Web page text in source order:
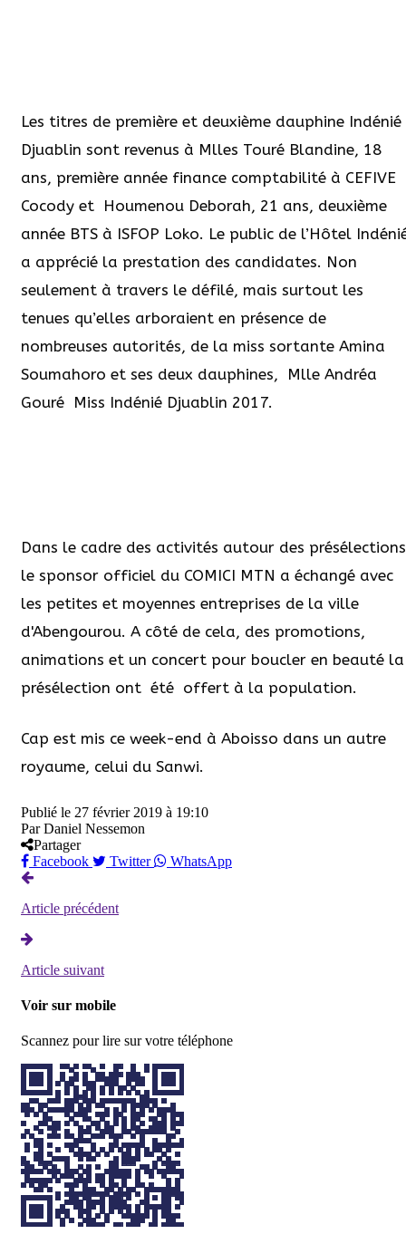
Les titres de première et deuxième dauphine Indénié
Djuablin sont revenus à Mlles Touré Blandine, 18
ans, première année finance comptabilité à CEFIVE
Cocody et Houmenou Deborah, 21 ans, deuxième
année BTS à ISFOP Loko. Le public de l’Hôtel
a apprécié la prestation des candidates. Non
seulement à travers le défilé, mais surtout les
tenues qu’elles arboraient en présence de
nombreuses autorités, de la miss sortante Amina
Soumahoro et ses deux dauphines, Mlle Andréa
Gouré Miss Indénié Djuablin 2017.
Dans le cadre des activités autour des
le sponsor officiel du COMICI MTN a échangé avec
les petites et moyennes entreprises de la ville
d'Abengourou. A côté de cela, des promotions,
animations et un concert pour boucler en beauté la
présélection ont été offert à la population.
Cap est mis ce week-end à Aboisso dans un autre
royaume, celui du Sanwi.
Publié le 27 février 2019 à 19:10
Par Daniel Nessemon
Partager
Facebook
Twitter WhatsApp
Article précédent
Article suivant
Voir sur mobile
Scannez pour lire sur votre téléphone